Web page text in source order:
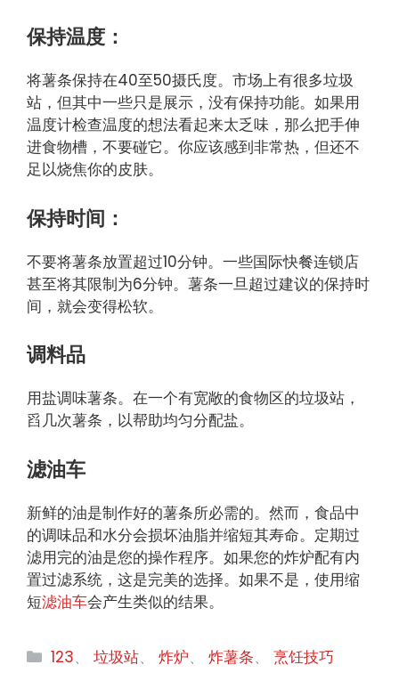
保持温度：
将薯条保持在40至50摄氏度。市场上有很多垃圾
站，但其中一些只是展示，没有保持功能。如果用
温度计检查温度的想法看起来太乏味，那么把手伸
进食物槽，不要碰它。你应该感到非常热，但还不
足以烧焦你的皮肤。
保持时间：
不要将薯条放置超过10分钟。一些国际快餐连锁店
甚至将其限制为6分钟。薯条一旦超过建议的保持时
间，就会变得松软。
调料品
用盐调味薯条。在一个有宽敞的食物区的垃圾站，
舀几次薯条，以帮助均匀分配盐。
滤油车
新鲜的油是制作好的薯条所必需的。然而，食品中
的调味品和水分会损坏油脂并缩短其寿命。定期过
滤用完的油是您的操作程序。如果您的炸炉配有内
置过滤系统，这是完美的选择。如果不是，使用缩
短滤油车会产生类似的结果。
分
123、垃圾站、炸炉、炸薯条、烹饪技巧